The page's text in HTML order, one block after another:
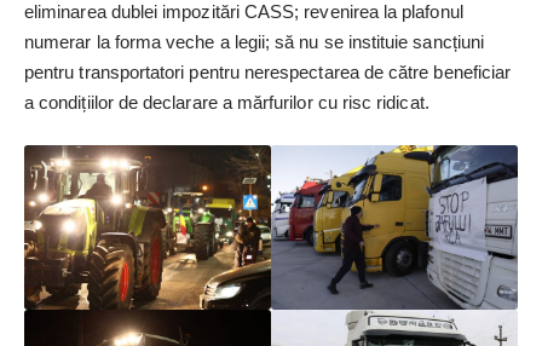
eliminarea dublei impozitări CASS; revenirea la plafonul
numerar la forma veche a legii; să nu se instituie sancțiuni
pentru transportatori pentru nerespectarea de către beneficiar
a condițiilor de declarare a mărfurilor cu risc ridicat.